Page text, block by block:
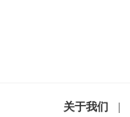
关于我们